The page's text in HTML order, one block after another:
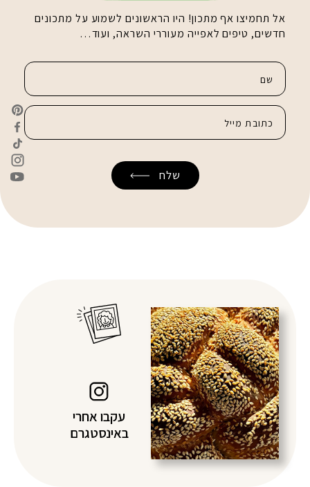
אל תחמיצו אף מתכון! היו הראשונים לשמוע על מתכונים
חדשים, טיפים לאפייה מעוררי השראה, ועוד…
עקבו אחרי
באינסטגרם